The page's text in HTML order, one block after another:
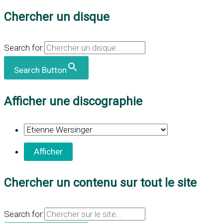
Chercher un disque
Search for:
Search Button
Afficher une discographie
Chercher un contenu sur tout le site
Search for: